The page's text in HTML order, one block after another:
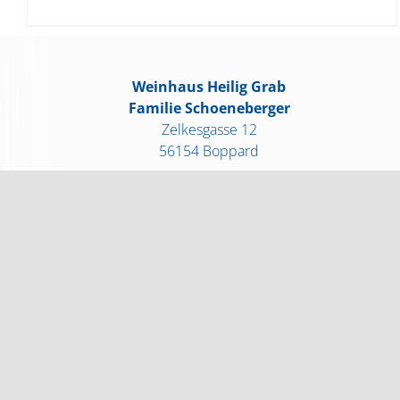
Weinhaus Heilig Grab
Familie Schoeneberger
Zelkesgasse 12
56154 Boppard